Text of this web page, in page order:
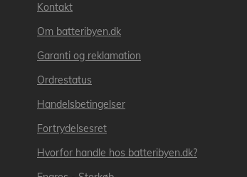
Kontakt
Om batteribyen.dk
Garanti og reklamation
Ordrestatus
Handelsbetingelser
Fortrydelsesret
Hvorfor handle hos batteribyen.dk?